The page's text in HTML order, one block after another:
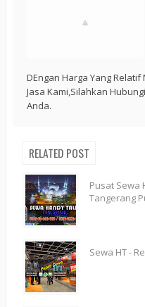
DEngan Harga Yang
Jasa Kami,Silahkan
Anda.
RELATED POST
Pusat Sewa
Tangerang
Sewa HT -